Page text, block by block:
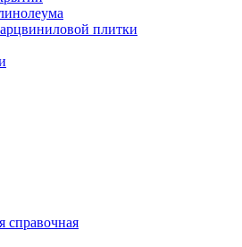
плитки
справочная